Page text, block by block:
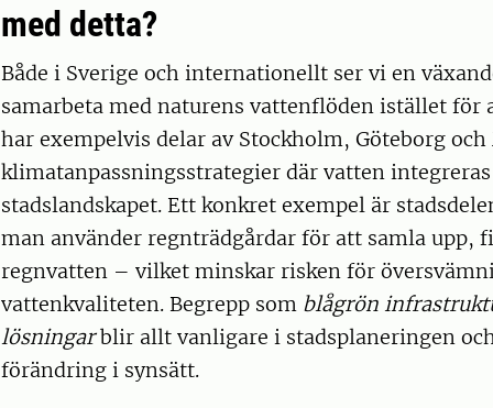
med detta?
Både i Sverige och internationellt ser vi en
samarbeta med naturens vattenflöden istället för
har exempelvis delar av Stockholm, Göteborg
klimatanpassningsstrategier där vatten
stadslandskapet. Ett konkret exempel är
man använder regnträdgårdar för att samla upp,
regnvatten – vilket minskar risken för
vattenkvaliteten. Begrepp som blågrön
lösningarblir allt vanligare i stadsplaneringen
förändring i synsätt.